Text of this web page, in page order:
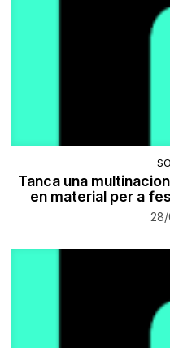
Tanca una
en material per a